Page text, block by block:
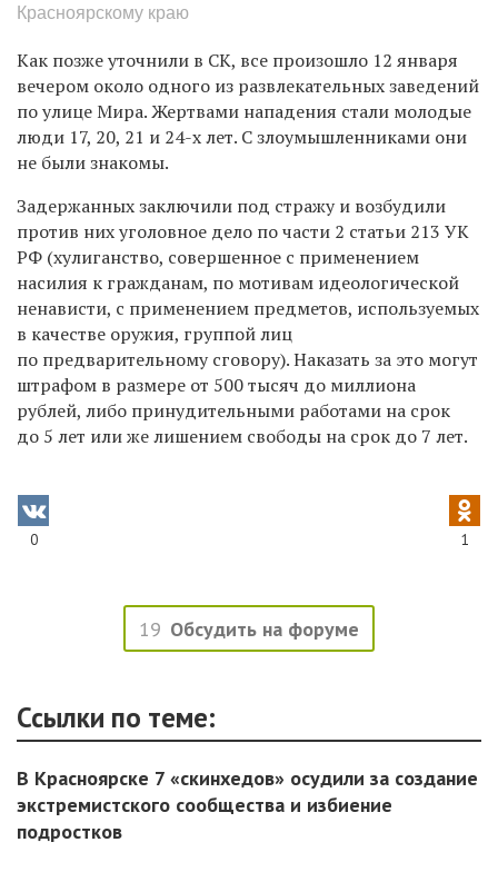
Красноярскому краю
Как позже уточнили в СК, все произошло 12 января
вечером около одного из развлекательных заведений
по улице Мира. Жертвами нападения стали молодые
люди 17, 20, 21 и 24-х лет. С злоумышленниками они
не были знакомы.
Задержанных заключили под стражу и возбудили
против них уголовное дело по части 2 статьи 213 УК
РФ (хулиганство, совершенное с применением
насилия к гражданам, по мотивам идеологической
ненависти, с применением предметов, используемых
в качестве оружия, группой лиц
по предварительному сговору). Наказать за это могут
штрафом в размере от 500 тысяч до миллиона
рублей, либо принудительными работами на срок
до 5 лет или же лишением свободы на срок до 7 лет.
0 1
19 Обсудить на форуме
Ссылки по теме:
В Красноярске 7 «скинхедов» осудили за создание
экстремистского сообщества и избиение
подростков